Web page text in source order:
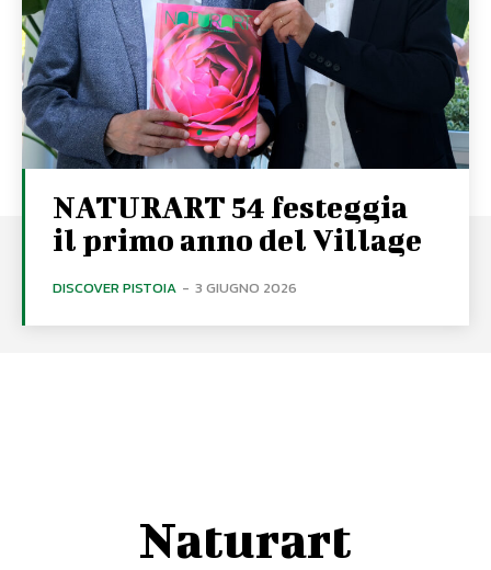
NATURART 54 festeggia
il primo anno del Village
DISCOVER PISTOIA - 3 GIUGNO 2026
Naturart